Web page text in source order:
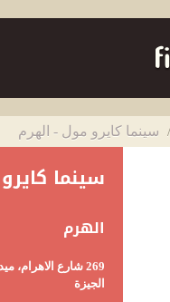
/ سينما كايرو مول - الهرم
سينما
الهرم
269 شارع
الجيزة